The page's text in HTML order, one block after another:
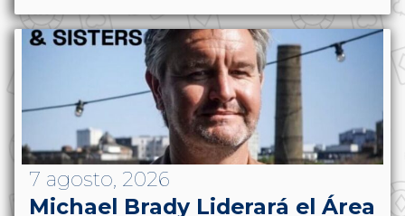
7 agosto, 2026
Michael Brady Liderará el Área